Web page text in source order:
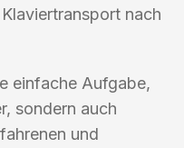
nach
einfache Aufgabe,
sondern auch
und